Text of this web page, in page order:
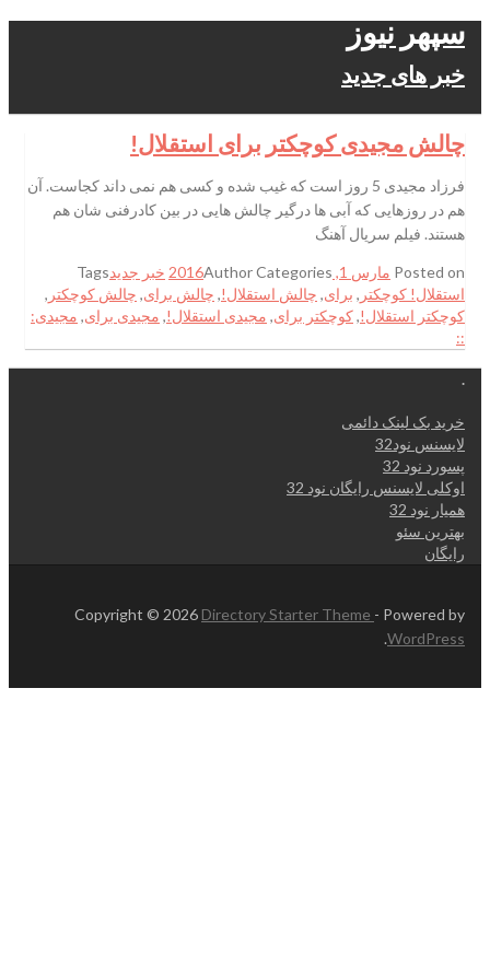
سپهر نیوز
خبر های جدید
چالش مجیدی کوچکتر برای استقلال!
فرزاد مجیدی 5 روز است که غیب شده و کسی هم نمی داند کجاست. آن
هم در روزهایی که آبی ها درگیر چالش هایی در بین کادرفنی شان هم
هستند. فیلم سریال آهنگ
Posted on مارس 1, 2016 AuthorCategories خبر جدیدTags
استقلال! کوچکتر , برای, چالش استقلال!, چالش برای, چالش کوچکتر ,
کوچکتر استقلال!,کوچکتر برای, مجیدی استقلال!, مجیدی برای, مجیدی:
::
.
خرید بک لینک دائمی
لایسنس نود32
پسورد نود 32
اوکلی لایسنس رایگان نود 32
همیار نود 32
بهترین سئو
رایگان
Copyright © 2026 Directory Starter Theme - Powered by
WordPress
.